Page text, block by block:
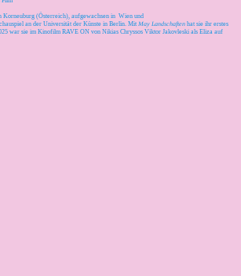
Korneuburg (Österreich), aufgewachsen in Wien und
an der Universität der Künste in Berlin. Mit May Landschaftenhat sie ihr erstes
war sie im Kinofilm RAVE ON von Nikias Chryssos Viktor Jakovleski als Eliza auf